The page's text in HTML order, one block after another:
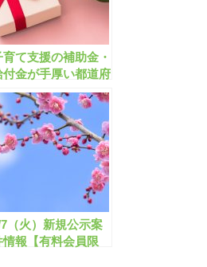
育て支援の補助金・
付金が手厚い都道府
ランキングベスト
（火）新規公示案
情報【有料会員限